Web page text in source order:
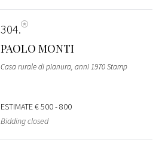
304
PAOLO MONTI
Casa rurale di pianura, anni 1970 Stamp
ESTIMATE€ 500 - 800
Bidding closed